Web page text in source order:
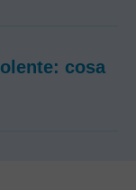
cosa